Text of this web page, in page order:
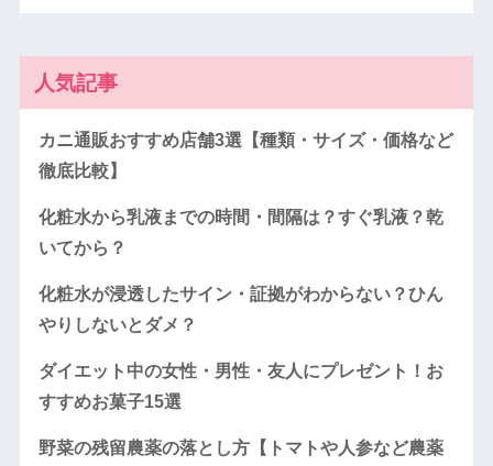
人気記事
カニ通販おすすめ店舗3選【種類・サイズ・価格など
徹底比較】
化粧水から乳液までの時間・間隔は？すぐ乳液？乾
いてから？
化粧水が浸透したサイン・証拠がわからない？ひん
やりしないとダメ？
ダイエット中の女性・男性・友人にプレゼント！お
すすめお菓子15選
野菜の残留農薬の落とし方【トマトや人参など農薬